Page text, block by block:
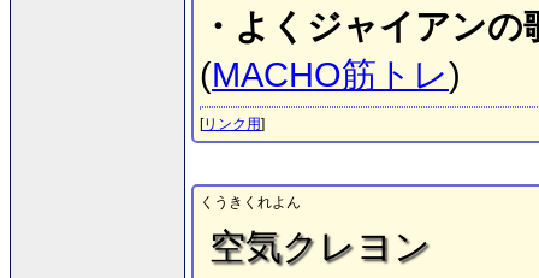
・よくジャイアン
(MACHO筋トレ)
[リンク用]
くうきくれよん
空気クレヨン